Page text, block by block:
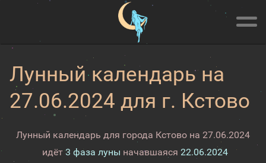
Лунный календарь на
27.06.2024 для г. Кстово
Лунный календарь для города Кстово на 27.06.2024
идёт3 фаза луны начавшаяся 22.06.2024